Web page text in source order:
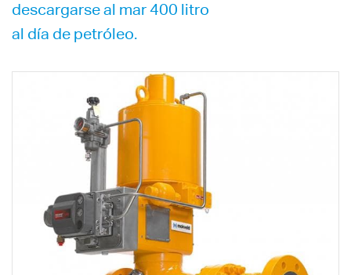
descargarse al mar 400 litro
al día de petróleo.